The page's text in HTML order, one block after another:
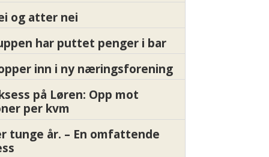
og atter nei
har puttet penger i bar
inn i ny næringsforening
på Løren: Opp mot
per kvm
tunge år. – En omfattende